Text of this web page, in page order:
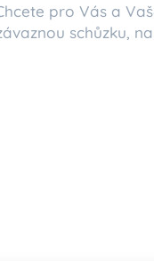
pro Vás a
schůzku,